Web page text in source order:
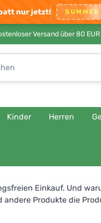
nur jetzt! SUMMER
Versand über 80 EUR
Kinder Herren
Einkauf. Und
Produkte die
auch mit, wie Sie